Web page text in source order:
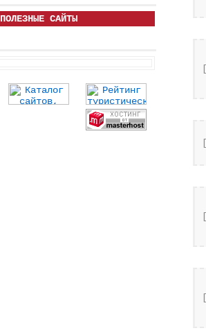
ПОЛЕЗНЫЕ САЙТЫ